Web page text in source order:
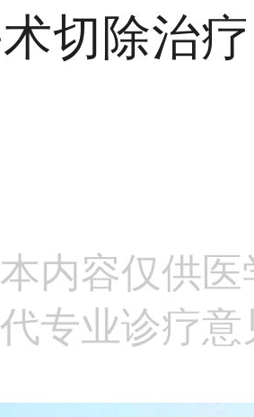
切除治
本内容仅供
专业诊疗